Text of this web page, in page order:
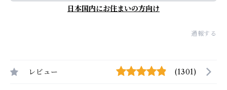
日本国内にお住まいの方向け
通報する
レビュー (1301)